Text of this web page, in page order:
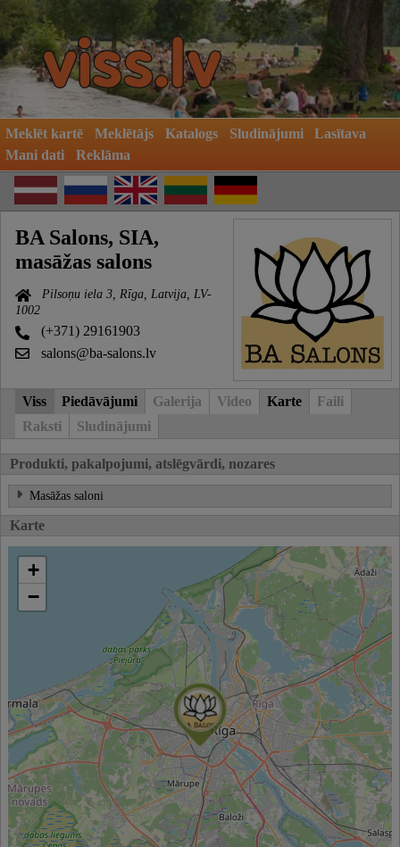
Meklēt kartē Meklētājs Katalogs Sludinājumi
Lasītava
Mani dati
Reklāma
BA Salons, SIA,
masāžas salons
Pilsoņu iela 3, Rīga, Latvija, LV-
1002
(+371) 29161903
salons@ba-salons.lv
Viss Piedāvājumi Galerija Video Karte
Faili
Raksti
Sludinājumi
Produkti, pakalpojumi, atslēgvārdi, nozares
Masāžas saloni
Karte
+
−